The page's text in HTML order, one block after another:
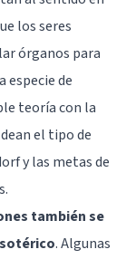
los seres
órganos para
especie de
teoría con la
el tipo de
y las metas de
también se
. Algunas